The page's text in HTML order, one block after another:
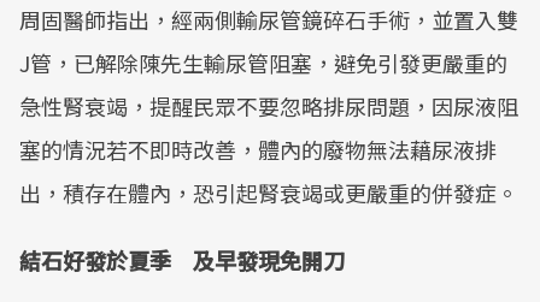
周固醫師指出，經兩側輸尿管鏡碎石手術，並置入雙
J管，已解除陳先生輸尿管阻塞，避免引發更嚴重的
急性腎衰竭，提醒民眾不要忽略排尿問題，因尿液阻
塞的情況若不即時改善，體內的廢物無法藉尿液排
出，積存在體內，恐引起腎衰竭或更嚴重的併發症。
結石好發於夏季 及早發現免開刀